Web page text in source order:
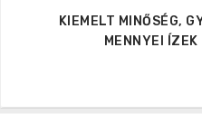
KIEMELT MINŐSÉG,
MENNYEI